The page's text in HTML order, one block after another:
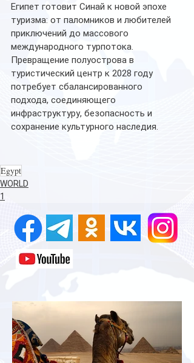
Египет готовит Синай к новой эпохе
туризма: от паломников и любителей
приключений до массового
международного турпотока.
Превращение полуострова в
туристический центр к 2028 году
потребует сбалансированного
подхода, соединяющего
инфраструктуру, безопасность и
сохранение культурного наследия.
Egypt
WORLD
1